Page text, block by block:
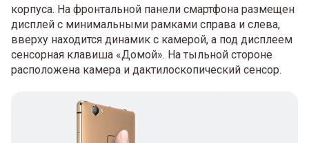
корпуса. На фронтальной панели смартфона размещен
дисплей с минимальными рамками справа и слева,
вверху находится динамик с камерой, а под дисплеем
сенсорная клавиша «Домой». На тыльной стороне
расположена камера и дактилоскопический сенсор.